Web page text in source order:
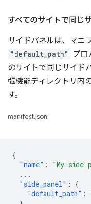
すべてのサイトで同じ
サイドパネルは、マニ
"default_path"
プロ
のサイトで同じサイド
張機能ディレクトリ内
す。
manifest.json:
{
"name" : "My side
...
"side_panel" :
{
"default_path" :